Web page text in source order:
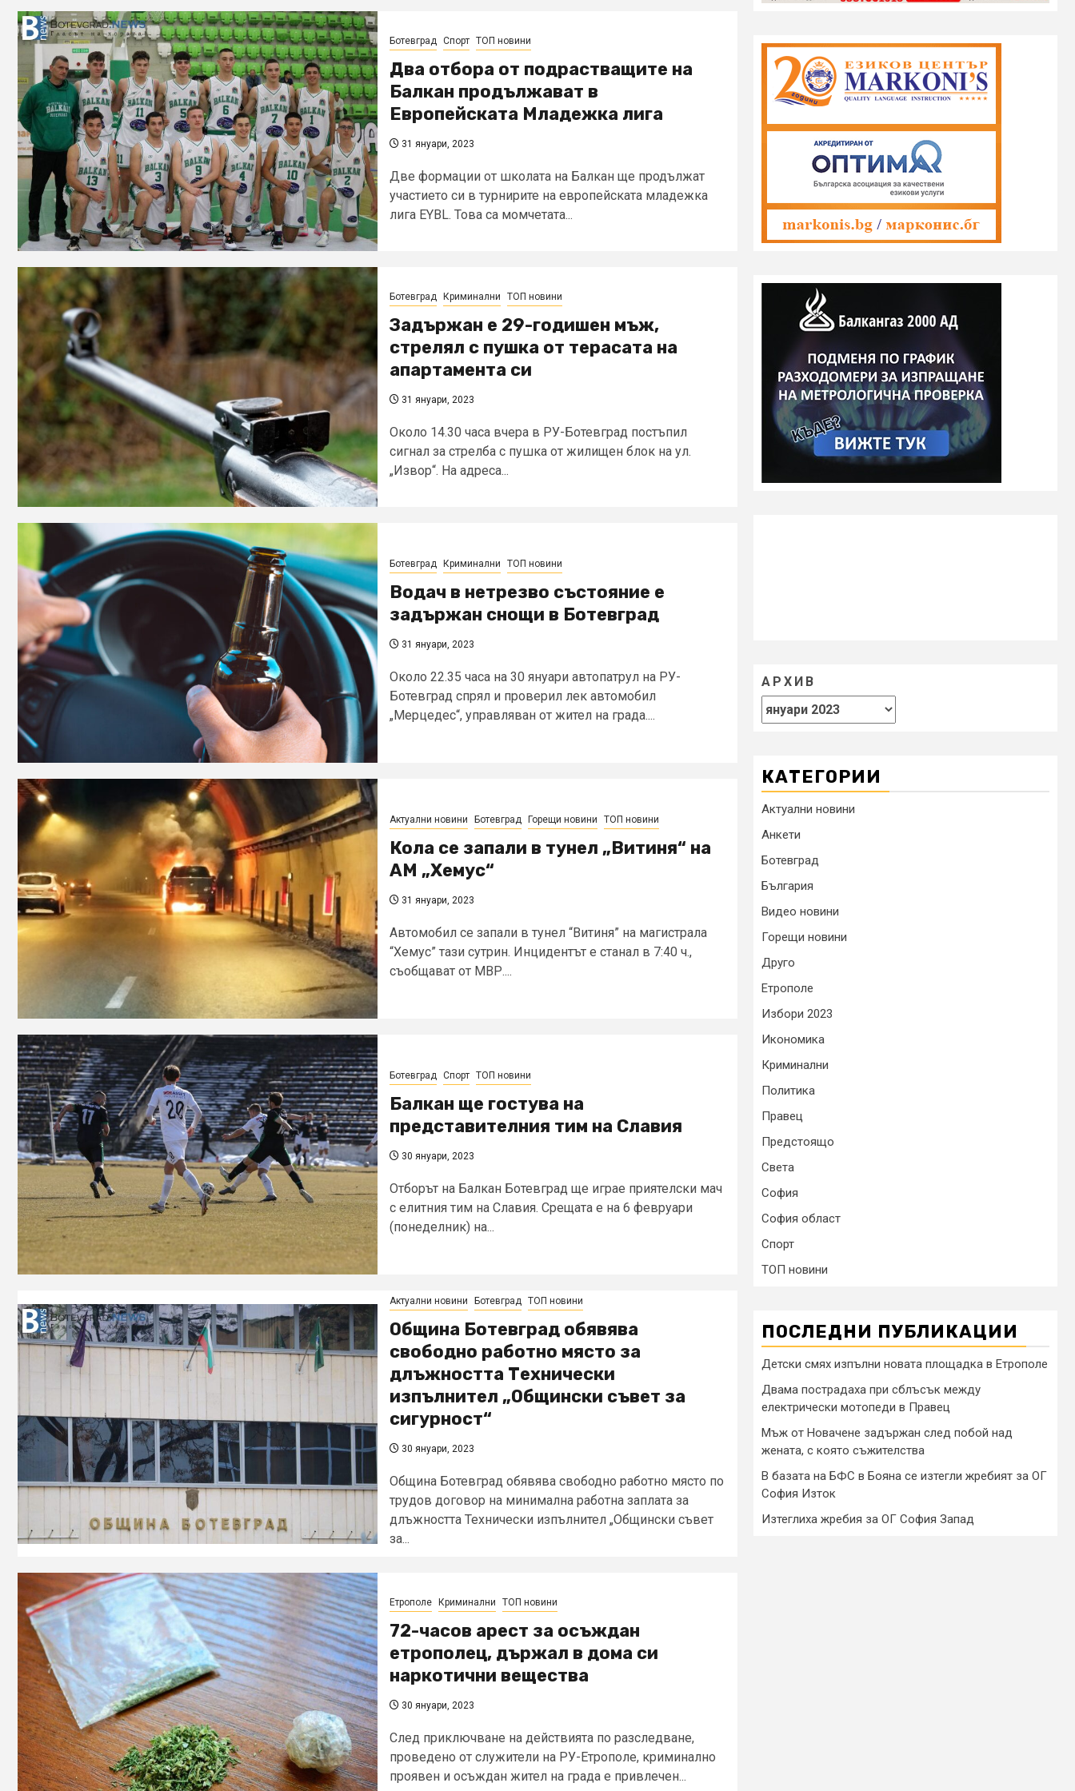
Ботевград Спорт ТОП новини
Два отбора от подрастващите на
Балкан продължават в
Европейската Младежка лига
31 януари, 2023
Две формации от школата на Балкан ще продължат
участието си в турнирите на европейската младежка
лига EYBL. Това са момчетата...
Ботевград Криминални ТОП новини
Задържан е 29-годишен мъж,
стрелял с пушка от терасата на
апартамента си
31 януари, 2023
Около 14.30 часа вчера в РУ-Ботевград постъпил
сигнал за стрелба с пушка от жилищен блок на ул.
„Извор“. На адреса...
Ботевград Криминални ТОП новини
Водач в нетрезво състояние е
задържан снощи в Ботевград
31 януари, 2023
Около 22.35 часа на 30 януари автопатрул на РУ-
Ботевград спрял и проверил лек автомобил
„Мерцедес“, управляван от жител на града....
Актуални новини Ботевград Горещи новини ТОП новини
Кола се запали в тунел „Витиня“ на
АМ „Хемус“
31 януари, 2023
Автомобил се запали в тунел “Витиня” на магистрала
“Хемус” тази сутрин. Инцидентът е станал в 7:40 ч.,
съобщават от МВР....
Ботевград Спорт ТОП новини
Балкан ще гостува на
представителния тим на Славия
30 януари, 2023
Отборът на Балкан Ботевград ще играе приятелски мач
с елитния тим на Славия. Срещата е на 6 февруари
(понеделник) на...
Актуални новини Ботевград ТОП новини
Община Ботевград обявява
свободно работно място за
длъжността Технически
изпълнител „Общински съвет за
сигурност“
30 януари, 2023
Община Ботевград обявява свободно работно място по
трудов договор на минимална работна заплата за
длъжността Технически изпълнител „Общински съвет
за...
Етрополе Криминални ТОП новини
72-часов арест за осъждан
етрополец, държал в дома си
наркотични вещества
30 януари, 2023
След приключване на действията по разследване,
проведено от служители на РУ-Етрополе, криминално
проявен и осъждан жител на града е привлечен...
АРХИВ
КАТЕГОРИИ
Актуални новини
Анкети
Ботевград
България
Видео новини
Горещи новини
Друго
Етрополе
Избори 2023
Икономика
Криминални
Политика
Правец
Предстоящо
Света
София
София област
Спорт
ТОП новини
ПОСЛЕДНИ ПУБЛИКАЦИИ
Детски смях изпълни новата площадка в Етрополе
Двама пострадаха при сблъсък между
електрически мотопеди в Правец
Мъж от Новачене задържан след побой над
жената, с която съжителства
В базата на БФС в Бояна се изтегли жребият за ОГ
София Изток
Изтеглиха жребия за ОГ София Запад